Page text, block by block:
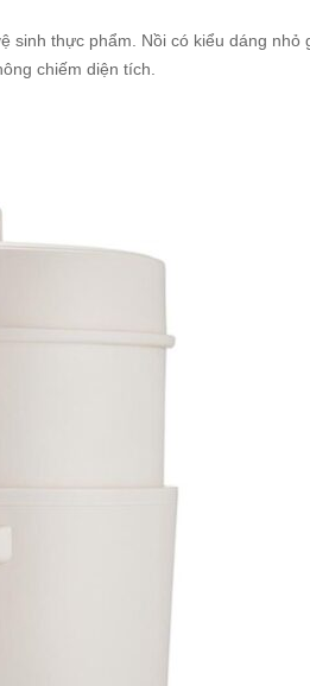
sinh thực phẩm. Nồi có kiểu dáng nhỏ
chiếm diện tích.